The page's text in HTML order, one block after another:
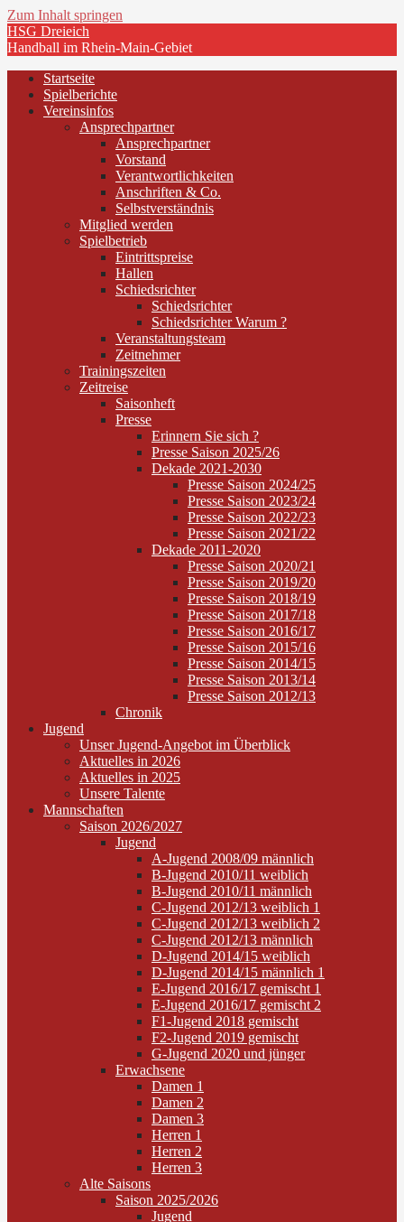
Zum Inhalt springen
HSG Dreieich
Handball im Rhein-Main-Gebiet
Startseite
Spielberichte
Vereinsinfos
Ansprechpartner
Ansprechpartner
Vorstand
Verantwortlichkeiten
Anschriften & Co.
Selbstverständnis
Mitglied werden
Spielbetrieb
Eintrittspreise
Hallen
Schiedsrichter
Schiedsrichter
Schiedsrichter Warum ?
Veranstaltungsteam
Zeitnehmer
Trainingszeiten
Zeitreise
Saisonheft
Presse
Erinnern Sie sich ?
Presse Saison 2025/26
Dekade 2021-2030
Presse Saison 2024/25
Presse Saison 2023/24
Presse Saison 2022/23
Presse Saison 2021/22
Dekade 2011-2020
Presse Saison 2020/21
Presse Saison 2019/20
Presse Saison 2018/19
Presse Saison 2017/18
Presse Saison 2016/17
Presse Saison 2015/16
Presse Saison 2014/15
Presse Saison 2013/14
Presse Saison 2012/13
Chronik
Jugend
Unser Jugend-Angebot im Überblick
Aktuelles in 2026
Aktuelles in 2025
Unsere Talente
Mannschaften
Saison 2026/2027
Jugend
A-Jugend 2008/09 männlich
B-Jugend 2010/11 weiblich
B-Jugend 2010/11 männlich
C-Jugend 2012/13 weiblich 1
C-Jugend 2012/13 weiblich 2
C-Jugend 2012/13 männlich
D-Jugend 2014/15 weiblich
D-Jugend 2014/15 männlich 1
E-Jugend 2016/17 gemischt 1
E-Jugend 2016/17 gemischt 2
F1-Jugend 2018 gemischt
F2-Jugend 2019 gemischt
G-Jugend 2020 und jünger
Erwachsene
Damen 1
Damen 2
Damen 3
Herren 1
Herren 2
Herren 3
Alte Saisons
Saison 2025/2026
Jugend